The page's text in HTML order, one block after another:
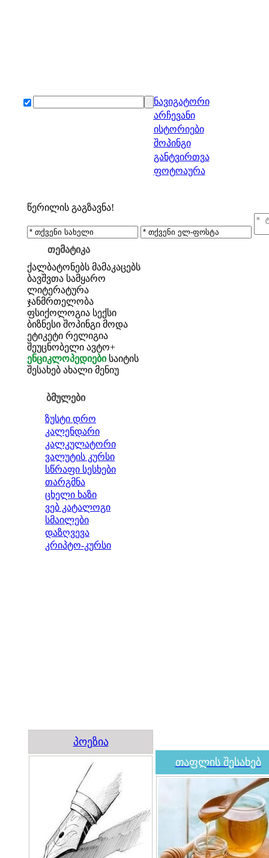
ნავიგატორი
არჩევანი
ისტორიები
შოპინგი
განტვირთვა
ფოტოაურა
წერილის გაგზავნა!
თემატიკა
ქალბატონებს მამაკაცებს
ბავშვთა სამყარო
ლიტერატურა
ჯანმრთელობა
ფსიქოლოგია სექსი
ბიზნესი შოპინგი მოდა
ეტიკეტი რელიგია
შეუცნობელი ავტო+
ენციკლოპედიები საიტის
შესახებ ახალი მენიუ
ბმულები
ზუსტი დრო
კალენდარი
კალკულატორი
ვალუტის კურსი
სწრაფი სესხები
თარგმნა
ცხელი ხაზი
ვებ კატალოგი
სმაილები
დაზღვევა
კრიპტო-კურსი
პოეზია
თაფლის შესახებ